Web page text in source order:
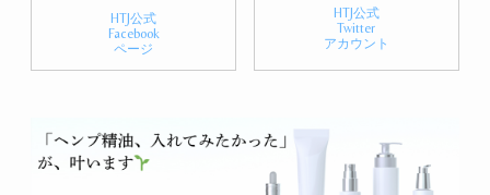
HTJ公式
Facebook
ページ
HTJ公式
Twitter
アカウント